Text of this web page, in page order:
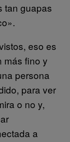
tan guapas
eso es
más fino y
persona
para ver
o no y,
a